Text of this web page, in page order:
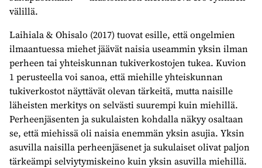
välillä.
Laihiala & Ohisalo (2017) tuovat esille, että ongelmien
ilmaantuessa miehet jäävät naisia useammin yksin ilman
perheen tai yhteiskunnan tukiverkostojen tukea. Kuvion
1 perusteella voi sanoa, että miehille yhteiskunnan
tukiverkostot näyttävät olevan tärkeitä, mutta naisille
läheisten merkitys on selvästi suurempi kuin miehillä.
Perheenjäsenten ja sukulaisten kohdalla näkyy osaltaan
se, että miehissä oli naisia enemmän yksin asujia. Yksin
asuvilla naisilla perheenjäsenet ja sukulaiset olivat paljon
tärkeämpi selviytymiskeino kuin yksin asuvilla miehillä.